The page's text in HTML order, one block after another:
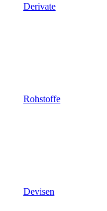
Derivate
Rohstoffe
Devisen